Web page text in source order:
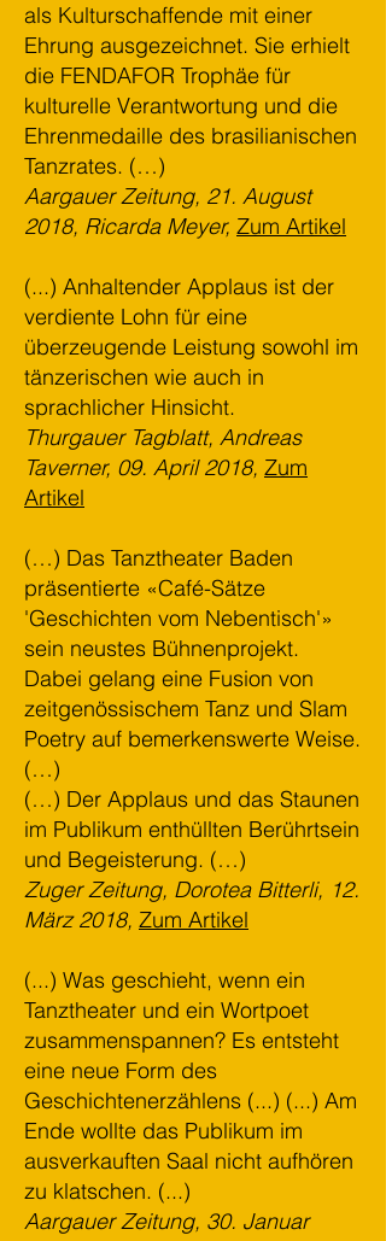
als Kulturschaffende mit einer
Ehrung ausgezeichnet. Sie erhielt
die FENDAFOR Trophäe für
kulturelle Verantwortung und die
Ehrenmedaille des brasilianischen
Tanzrates. (…)
Aargauer Zeitung, 21. August
2018, Ricarda Meyer, Zum Artikel
(...) Anhaltender Applaus ist der
verdiente Lohn für eine
überzeugende Leistung sowohl im
tänzerischen wie auch in
sprachlicher Hinsicht.
Thurgauer Tagblatt, Andreas
Taverner, 09. April 2018, Zum
Artikel
(…) Das Tanztheater Baden
präsentierte «Café-Sätze
'Geschichten vom Nebentisch'»
sein neustes Bühnenprojekt.
Dabei gelang eine Fusion von
zeitgenössischem Tanz und Slam
Poetry auf bemerkenswerte Weise.
(…)
(…) Der Applaus und das Staunen
im Publikum enthüllten Berührtsein
und Begeisterung. (…)
Zuger Zeitung, Dorotea Bitterli, 12.
März 2018, Zum Artikel
(...) Was geschieht, wenn ein
Tanztheater und ein Wortpoet
zusammenspannen? Es entsteht
eine neue Form des
Geschichtenerzählens (...) (...) Am
Ende wollte das Publikum im
ausverkauften Saal nicht aufhören
zu klatschen. (...)
Aargauer Zeitung, 30. Januar